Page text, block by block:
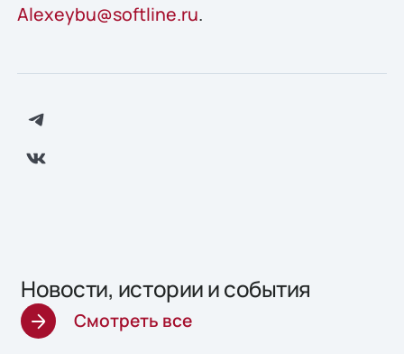
Alexeybu@softline.ru.
Новости, истории и события
Смотреть все